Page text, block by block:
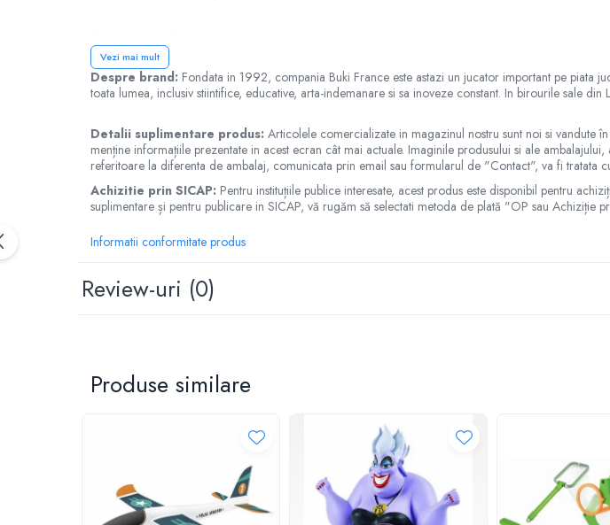
Jucarii bebelusi
Jucarii senzoriale
Jucarii motrice pentru bebelusi
Saltele de activitati pentru bebe
Jocuri educative
Va rugam sa cititi cu atentie si sa respectati instructiunile de utilizare şi siguranta!
Nerespectarea avertismentelor, instructiunilor si recomandarilor de siguranta poate cauza diverse
Pentru copiii mai mari de 5 ani!
Nu este potrivit pentru copiii mai mici de 36 de luni, datorita partilor mici continute, care pot fi
Pericol de sufocare!
Culorile si continutul pot varia usor de la o jucarie la alta!
Vezi mai mult
Despre brand: Fondata in 1992, compania Buki France este astazi un jucator important pe piata
toata lumea, inclusiv stiintifice, educative, arta-indemanare si sa inoveze constant. In birourile sale
Detalii suplimentare produs: Articolele comercializate in magazinul nostru sunt noi si vandute
menține informațiile prezentate in acest ecran cât mai actuale. Imaginile produsului si ale
referitoare la diferenta de ambalaj, comunicata prin email sau formularul de "Contact", va fi tratata
Achizitie prin SICAP: Pentru instituțiile publice interesate, acest produs este disponibil pentru
suplimentare și pentru publicare in SICAP, vă rugăm să selectati metoda de plată "OP sau Achiziție
Informatii conformitate produs
Review-uri (0)
Produse similare